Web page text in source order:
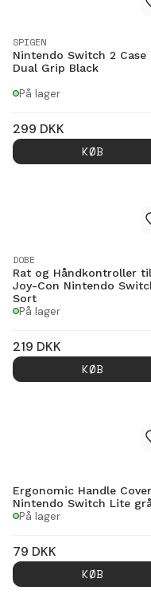
SPIGEN
Nintendo Switch 2 Case
Dual Grip Black
På lager
299 DKK
KØB
DOBE
Rat og Håndkontroller til
Joy-Con Nintendo
Sort
På lager
219 DKK
KØB
Ergonomic Handle Cover
Nintendo Switch Lite
På lager
79 DKK
KØB